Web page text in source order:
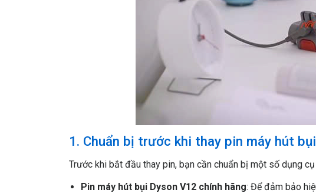
1. Chuẩn bị trước khi thay pin máy hút
Trước khi bắt đầu thay pin, bạn cần chuẩn bị một số dụng
Pin máy hút bụi Dyson V12 chính hãng: Để đảm bảo